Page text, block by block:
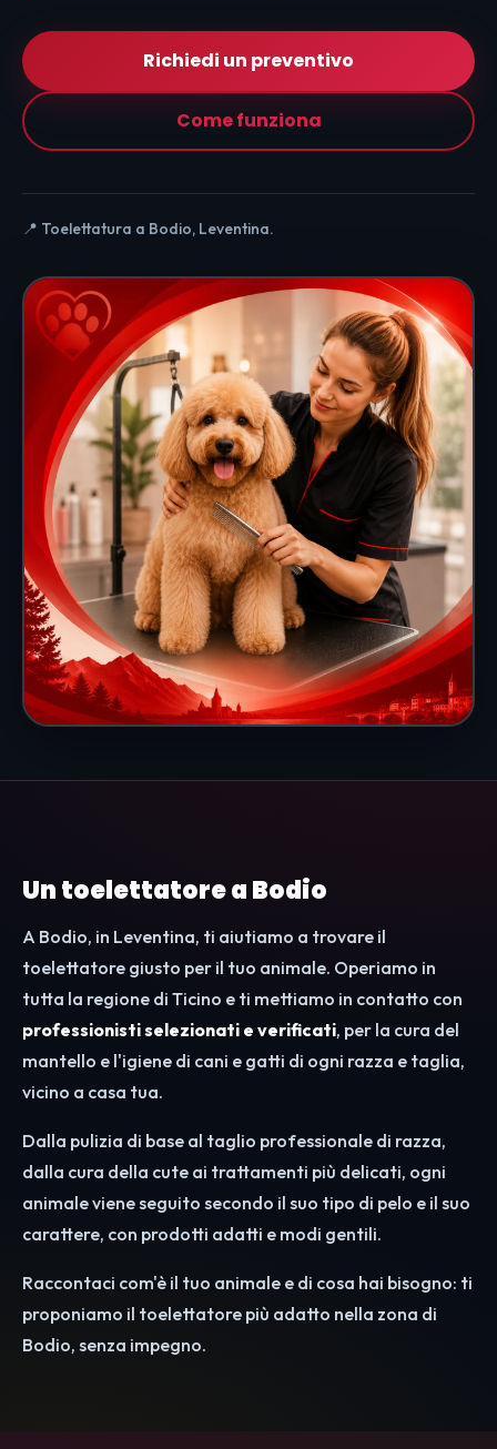
Richiedi un preventivo
Come funziona
📍 Toelettatura a Bodio, Leventina.
Un toelettatore a Bodio
A Bodio, in Leventina, ti aiutiamo a trovare il
toelettatore giusto per il tuo animale. Operiamo in
tutta la regione di Ticino e ti mettiamo in contatto con
professionisti selezionati e verificati, per la cura del
mantello e l'igiene di cani e gatti di ogni razza e taglia,
vicino a casa tua.
Dalla pulizia di base al taglio professionale di razza,
dalla cura della cute ai trattamenti più delicati, ogni
animale viene seguito secondo il suo tipo di pelo e il suo
carattere, con prodotti adatti e modi gentili.
Raccontaci com'è il tuo animale e di cosa hai bisogno: ti
proponiamo il toelettatore più adatto nella zona di
Bodio, senza impegno.